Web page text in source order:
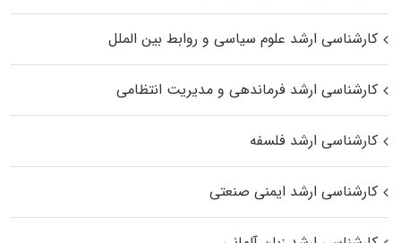
کارشناسی ارشد علوم سیاسی و روابط بین الملل
کارشناسی ارشد فرماندهی و مدیریت انتظامی
کارشناسی ارشد فلسفه
کارشناسی ارشد ایمنی صنعتی